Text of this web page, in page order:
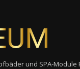
und SPA-Module